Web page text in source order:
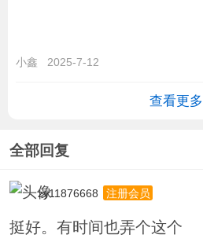
小鑫 2025-7-12
查看更多
全部回复
zy11876668 注册会员
挺好。有时间也弄个这个